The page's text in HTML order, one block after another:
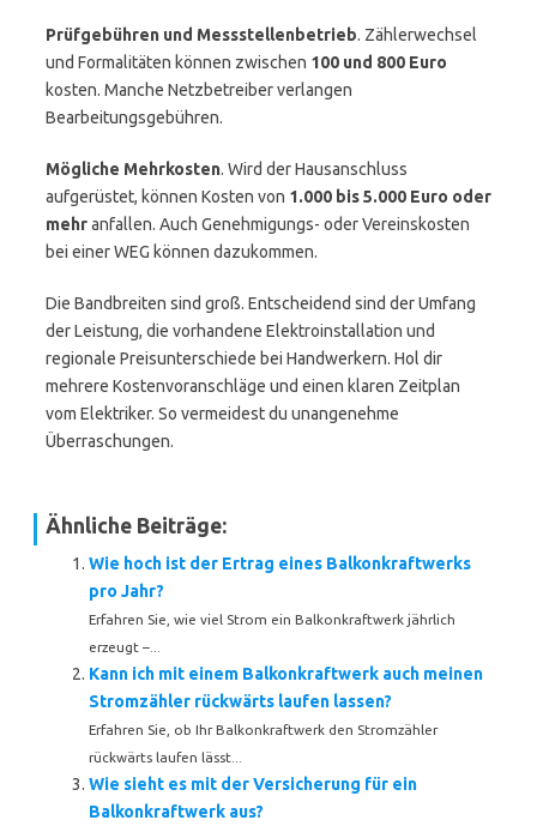
Prüfgebühren und Messstellenbetrieb. Zählerwechsel
und Formalitäten können zwischen 100 und 800 Euro
kosten. Manche Netzbetreiber verlangen
Bearbeitungsgebühren.
Mögliche Mehrkosten. Wird der Hausanschluss
aufgerüstet, können Kosten von 1.000 bis 5.000 Euro oder
mehranfallen. Auch Genehmigungs- oder Vereinskosten
bei einer WEG können dazukommen.
Die Bandbreiten sind groß. Entscheidend sind der Umfang
der Leistung, die vorhandene Elektroinstallation und
regionale Preisunterschiede bei Handwerkern. Hol dir
mehrere Kostenvoranschläge und einen klaren Zeitplan
vom Elektriker. So vermeidest du unangenehme
Überraschungen.
Ähnliche Beiträge:
Wie hoch ist der Ertrag eines Balkonkraftwerks
pro Jahr?
Erfahren Sie, wie viel Strom ein Balkonkraftwerk jährlich
erzeugt –...
Kann ich mit einem Balkonkraftwerk auch meinen
Stromzähler rückwärts laufen lassen?
Erfahren Sie, ob Ihr Balkonkraftwerk den Stromzähler
rückwärts laufen lässt...
Wie sieht es mit der Versicherung für ein
Balkonkraftwerk aus?